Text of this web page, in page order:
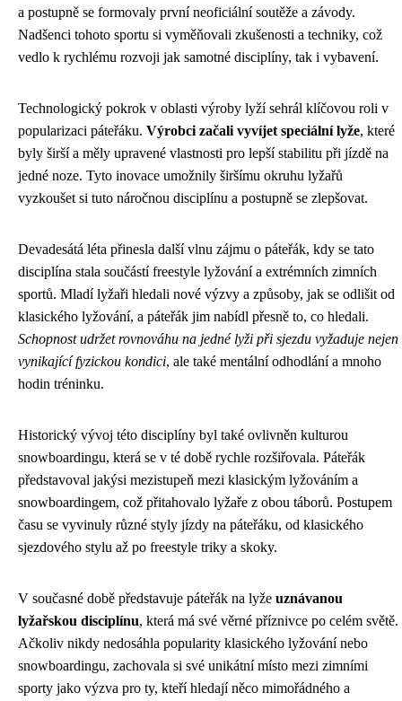
a postupně se formovaly první neoficiální soutěže a závody.
Nadšenci tohoto sportu si vyměňovali zkušenosti a techniky, což
vedlo k rychlému rozvoji jak samotné disciplíny, tak i vybavení.
Technologický pokrok v oblasti výroby lyží sehrál klíčovou roli v
popularizaci páteřáku. Výrobci začali vyvíjet speciální lyže, které
byly širší a měly upravené vlastnosti pro lepší stabilitu při jízdě na
jedné noze. Tyto inovace umožnily širšímu okruhu lyžařů
vyzkoušet si tuto náročnou disciplínu a postupně se zlepšovat.
Devadesátá léta přinesla další vlnu zájmu o páteřák, kdy se tato
disciplína stala součástí freestyle lyžování a extrémních zimních
sportů. Mladí lyžaři hledali nové výzvy a způsoby, jak se odlišit od
klasického lyžování, a páteřák jim nabídl přesně to, co hledali.
Schopnost udržet rovnováhu na jedné lyži při sjezdu vyžaduje nejen
vynikající fyzickou kondici, ale také mentální odhodlání a mnoho
hodin tréninku.
Historický vývoj této disciplíny byl také ovlivněn kulturou
snowboardingu, která se v té době rychle rozšiřovala. Páteřák
představoval jakýsi mezistupeň mezi klasickým lyžováním a
snowboardingem, což přitahovalo lyžaře z obou táborů. Postupem
času se vyvinuly různé styly jízdy na páteřáku, od klasického
sjezdového stylu až po freestyle triky a skoky.
V současné době představuje páteřák na lyže uznávanou
lyžařskou disciplínu, která má své věrné příznivce po celém světě.
Ačkoliv nikdy nedosáhla popularity klasického lyžování nebo
snowboardingu, zachovala si své unikátní místo mezi zimními
sporty jako výzva pro ty, kteří hledají něco mimořádného a